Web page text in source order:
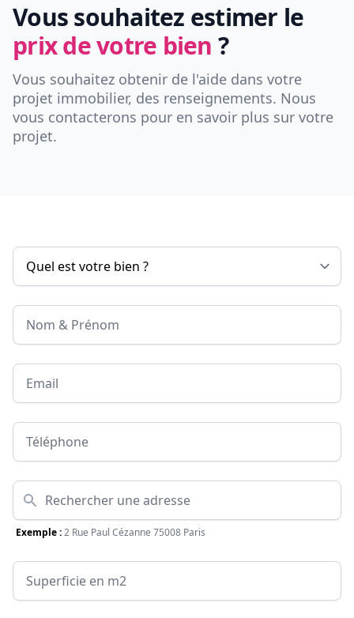
Vous souhaitez estimer le
prix de votre bien ?
Vous souhaitez obtenir de l'aide dans votre
projet immobilier, des renseignements. Nous
vous contacterons pour en savoir plus sur votre
projet.
Nom & Prénom
Email
Téléphone
Adresse
Exemple :2 Rue Paul Cézanne 75008 Paris
Surface